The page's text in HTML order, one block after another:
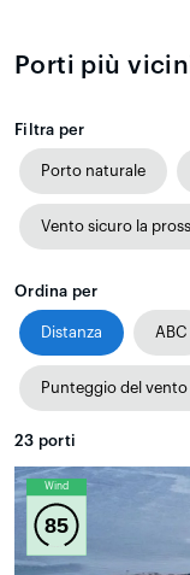
Porti più
Filtra per
Porto naturale
Vento sicuro la
Ordina per
Distanza ABC
Punteggio del
23 porti
Wind
85